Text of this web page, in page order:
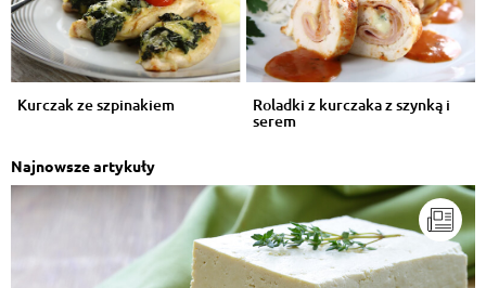
Kurczak ze szpinakiem Roladki z kurczaka z szynką i
serem
Najnowsze artykuły